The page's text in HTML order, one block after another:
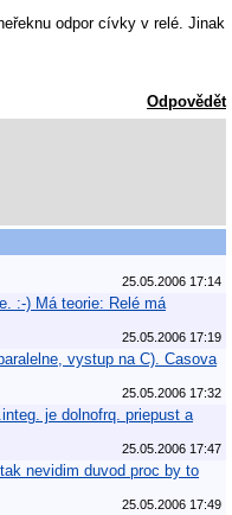
odpor cívky v relé. Jinak
Odpovědět
25.05.2006 17:14
:-) Má teorie: Relé má
25.05.2006 17:19
vystup na C). Casova
25.05.2006 17:32
je dolnofrq. priepust a
25.05.2006 17:47
nevidim duvod proc by to
25.05.2006 17:49